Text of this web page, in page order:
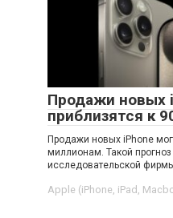
Продажи новых
приблизятся к
Продажи новых iPhone
миллионам. Такой
исследовательской
Apple (iPhone, iPad,